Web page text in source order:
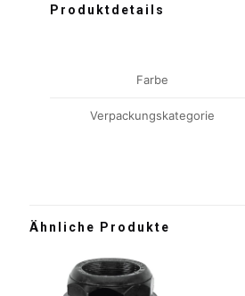
Produktdetails
Farbe
Verpackungskategorie
Ähnliche Produkte